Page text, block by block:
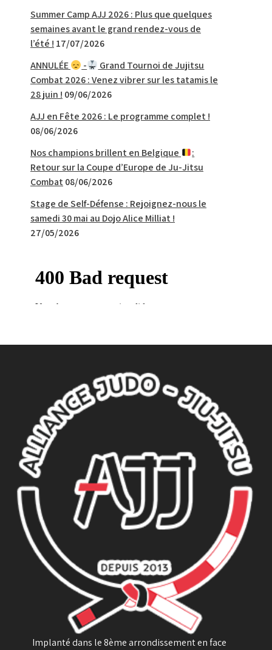
Summer Camp AJJ 2026 : Plus que quelques
semaines avant le grand rendez-vous de
l’été ! 17/07/2026
ANNULÉE
-
Grand Tournoi de Jujitsu
Combat 2026 : Venez vibrer sur les tatamis le
28 juin ! 09/06/2026
AJJ en Fête 2026 : Le programme complet !
08/06/2026
Nos champions brillent en Belgique
:
Retour sur la Coupe d’Europe de Ju-Jitsu
Combat 08/06/2026
Stage de Self-Défense : Rejoignez-nous le
samedi 30 mai au Dojo Alice Milliat !
27/05/2026
Implanté dans le 8ème arrondissement en face